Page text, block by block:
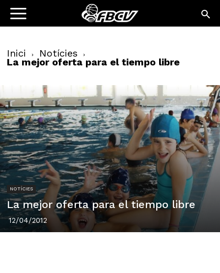
Inici Notícies
La mejor oferta para el tiempo libre
NOTÍCIES
La mejor oferta para el tiempo libre
12/04/2012